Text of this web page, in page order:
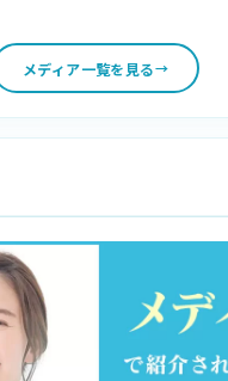
メディア一覧を見る